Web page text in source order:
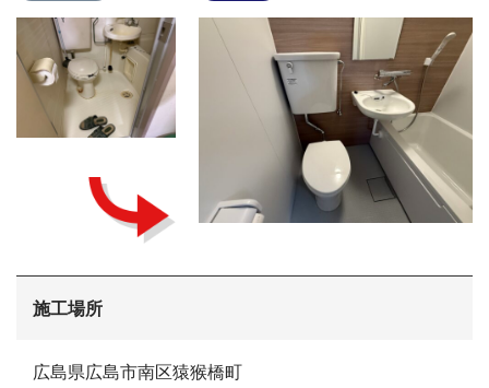
現場ブログ
施工場所
広島県広島市南区猿猴橋町